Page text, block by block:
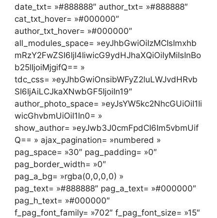
date_txt= »#888888″ author_txt= »#888888″
cat_txt_hover= »#000000″
author_txt_hover= »#000000″
all_modules_space= »eyJhbGwiOiIzMCIsImxhb
mRzY2FwZSI6IjI4IiwicG9ydHJhaXQiOiIyMiIsInBo
b25lIjoiMjgifQ== »
tdc_css= »eyJhbGwiOnsibWFyZ2luLWJvdHRvb
SI6IjAiLCJkaXNwbGF5IjoiIn19″
author_photo_space= »eyJsYW5kc2NhcGUiOiI1Ii
wicGhvbmUiOiI1In0= »
show_author= »eyJwb3J0cmFpdCI6Im5vbmUif
Q== » ajax_pagination= »numbered »
pag_space= »30″ pag_padding= »0″
pag_border_width= »0″
pag_a_bg= »rgba(0,0,0,0) »
pag_text= »#888888″ pag_a_text= »#000000″
pag_h_text= »#000000″
f_pag_font_family= »702″ f_pag_font_size= »15″